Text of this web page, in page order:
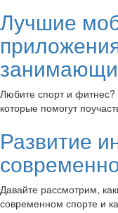
Лучшие
Любите спорт и
которые помогут
Развитие
Давайте рассмотрим,
современном спорте и